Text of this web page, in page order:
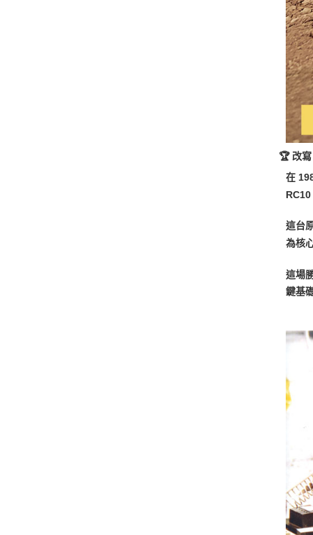
🏆 改
在
這台
為核
這場
鍵基